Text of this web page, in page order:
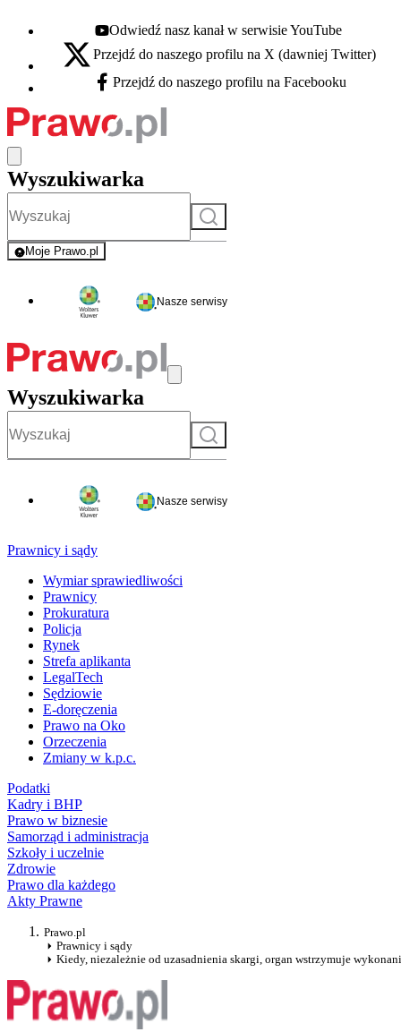
Youtube - otwiera się w nowej karcie
Odwiedź nasz kanał w serwisie YouTube
X - otwiera się w nowej karcie
Przejdź do naszego profilu na X (dawniej Twitter)
Facebook - otwiera się w nowej karcie
Przejdź do naszego profilu na Facebooku
Wyszukiwarka
Szukaj
Moje Prawo.pl
- rejestracja i logowanie do serwisu
Nasze serwisy
Wyszukiwarka
Szukaj
Nasze serwisy
Prawnicy i sądy
Wymiar sprawiedliwości
Prawnicy
Prokuratura
Policja
Rynek
Strefa aplikanta
LegalTech
Sędziowie
E-doręczenia
Prawo na Oko
Orzeczenia
Zmiany w k.p.c.
Podatki
Kadry i BHP
Prawo w biznesie
Samorząd i administracja
Szkoły i uczelnie
Zdrowie
Prawo dla każdego
Akty Prawne
Prawo.pl
Prawnicy i sądy
Kiedy, niezależnie od uzasadnienia skargi, organ wstrzymuje